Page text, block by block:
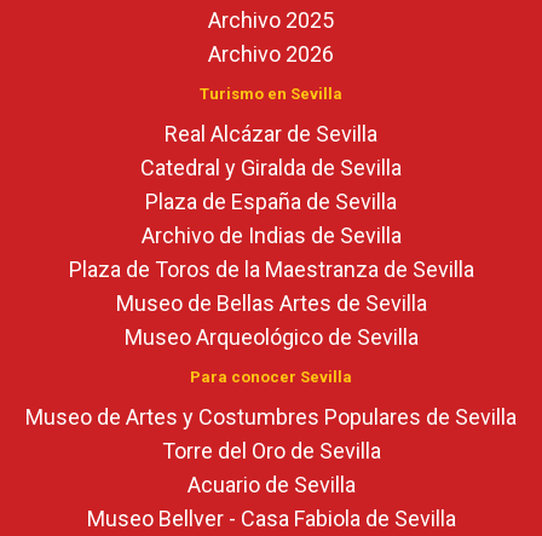
Archivo 2025
Archivo 2026
Turismo en Sevilla
Real Alcázar de Sevilla
Catedral y Giralda de Sevilla
Plaza de España de Sevilla
Archivo de Indias de Sevilla
Plaza de Toros de la Maestranza de Sevilla
Museo de Bellas Artes de Sevilla
Museo Arqueológico de Sevilla
Para conocer Sevilla
Museo de Artes y Costumbres Populares de Sevilla
Torre del Oro de Sevilla
Acuario de Sevilla
Museo Bellver - Casa Fabiola de Sevilla